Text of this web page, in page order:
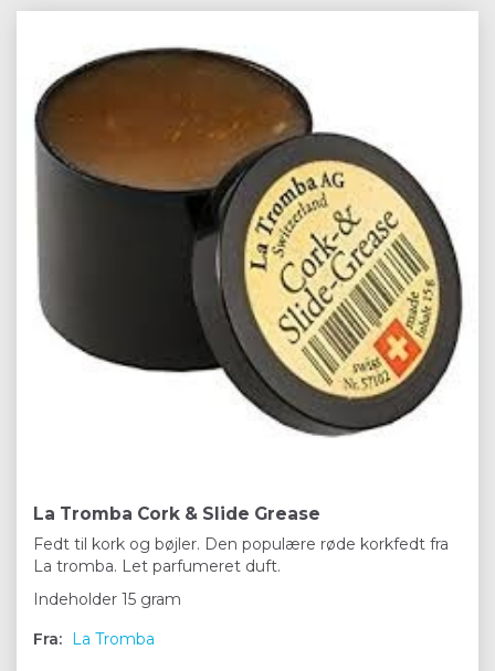
La Tromba Cork & Slide Grease
Fedt til kork og bøjler. Den populære røde korkfedt fra
La tromba. Let parfumeret duft.
Indeholder 15 gram
Fra: La Tromba